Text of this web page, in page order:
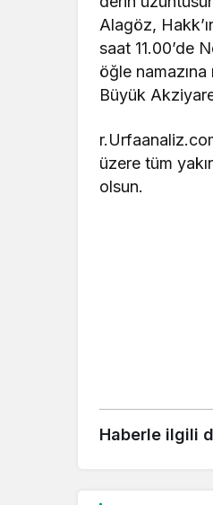
Alagöz,
saat 11.00’de
öğle
Büyük
üzere tüm
olsun.
Haberle ilgili